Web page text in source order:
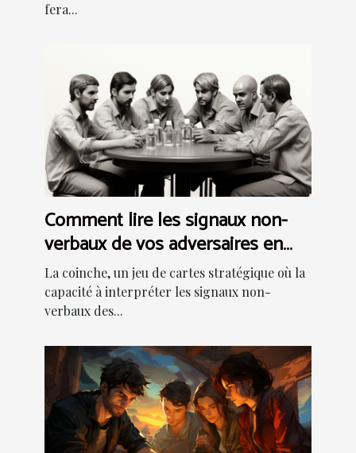
fera...
Comment lire les signaux non-
verbaux de vos adversaires en
coinche
La coinche, un jeu de cartes stratégique où la
capacité à interpréter les signaux non-
verbaux des...